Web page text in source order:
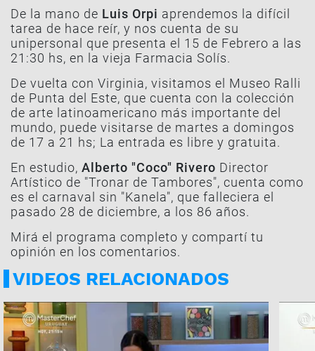
De la mano de Luis Orpi aprendemos la difícil
tarea de hace reír, y nos cuenta de su
unipersonal que presenta el 15 de Febrero a las
21:30 hs, en la vieja Farmacia Solís.
De vuelta con Virginia, visitamos el Museo Ralli
de Punta del Este, que cuenta con la colección
de arte latinoamericano más importante del
mundo, puede visitarse de martes a domingos
de 17 a 21 hs; La entrada es libre y gratuita.
En estudio, Alberto "Coco" Rivero Director
Artístico de "Tronar de Tambores", cuenta como
es el carnaval sin "Kanela", que falleciera el
pasado 28 de diciembre, a los 86 años.
Mirá el programa completo y compartí tu
opinión en los comentarios.
VIDEOS RELACIONADOS